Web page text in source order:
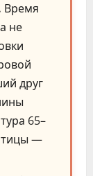
Время
не
друг
65–
—